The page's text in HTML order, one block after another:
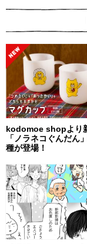
kodomoe shopより
「ノラネコぐんだん
種が登場！